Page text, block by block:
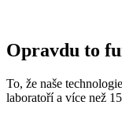
Opravdu to
To, že naše
laboratoří a více než